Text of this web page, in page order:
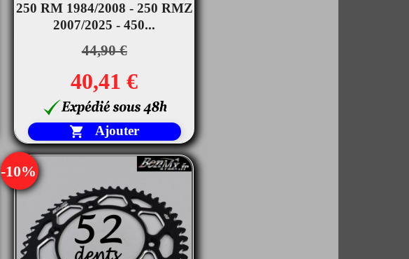
250 RM 1984/2008 - 250 RMZ
2007/2025 - 450...
44,90 €
40,41 €
 Ajouter
-10%